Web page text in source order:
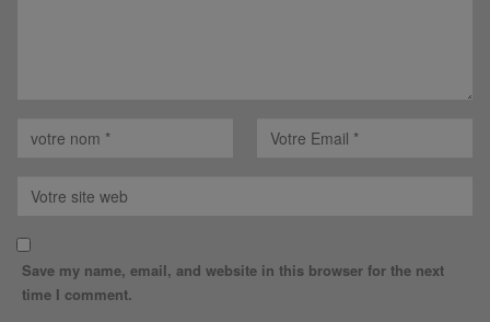
Save my name, email, and website in this browser for the next
time I comment.